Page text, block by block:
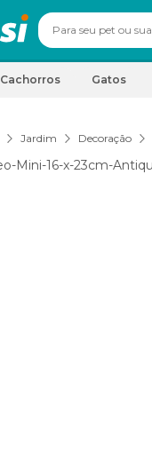
Cachorros Gatos
Jardim Decoração